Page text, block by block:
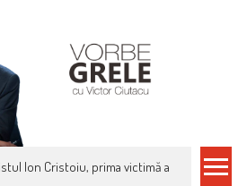
Ion Cristoiu, prima victimă a noi